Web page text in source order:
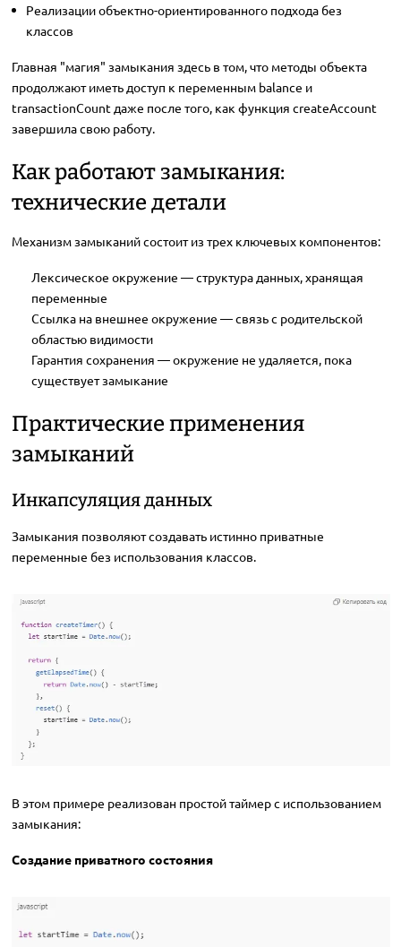
Реализации объектно-ориентированного подхода без
классов
Главная "магия" замыкания здесь в том, что методы объекта
продолжают иметь доступ к переменным balance и
transactionCount даже после того, как функция createAccount
завершила свою работу.
Как работают замыкания:
технические детали
Механизм замыканий состоит из трех ключевых компонентов:
Лексическое окружение — структура данных, хранящая
переменные
Ссылка на внешнее окружение — связь с родительской
областью видимости
Гарантия сохранения — окружение не удаляется, пока
существует замыкание
Практические применения
замыканий
Инкапсуляция данных
Замыкания позволяют создавать истинно приватные
переменные без использования классов.
В этом примере реализован простой таймер с использованием
замыкания:
Создание приватного состояния